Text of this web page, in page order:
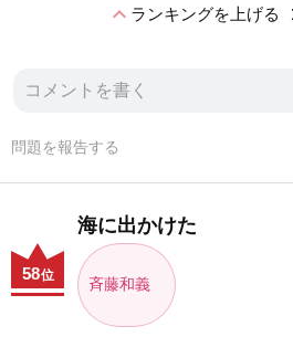
expand_lessランキングを上げる
問題を報告する
海に出かけた
斉藤和義
58位